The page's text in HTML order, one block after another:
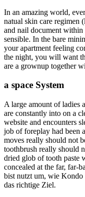
In an amazing world,
natual skin care regimen
and nail document within
sensible. In the bare
your apartment feeling
the night, you will want
are a grownup together
a space System
A large amount of ladies
are constantly into on a
website and encounters
job of foreplay had been
moves really should not
toothbrush really should
dried glob of tooth paste
concealed at the far, far-
bist nutzt um, wie Kondo
das richtige Ziel.